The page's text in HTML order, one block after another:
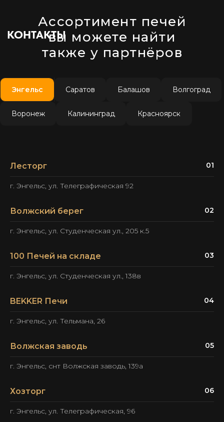
Ассортимент печей
вы можете найти
также у партнёров
Энгельс Саратов Балашов Волгоград
Воронеж Калининград Красноярск
Лесторг 01
г. Энгельс, ул. Телеграфическая 92
Волжский берег 02
г. Энгельс, ул. Студенческая ул., 205 к.5
100 Печей на складе 03
г. Энгельс, ул. Студенческая ул., 138в
BEKKER Печи 04
г. Энгельс, ул. Тельмана, 26
Волжская заводь 05
г. Энгельс, снт Волжская заводь, 139а
Хозторг 06
г. Энгельс, ул. Телеграфическая, 96
Телефон: +7 937 024 47 91